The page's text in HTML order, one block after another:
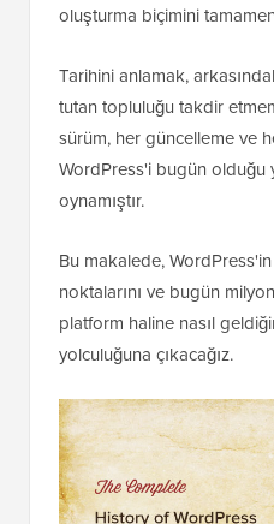
oluşturma biçimini
Tarihini anlamak,
tutan topluluğu takdir
sürüm, her güncelleme ve
WordPress'i bugün
oynamıştır.
Bu makalede,
noktalarını ve bugün
platform haline nasıl
yolculuğuna çıkacağız.